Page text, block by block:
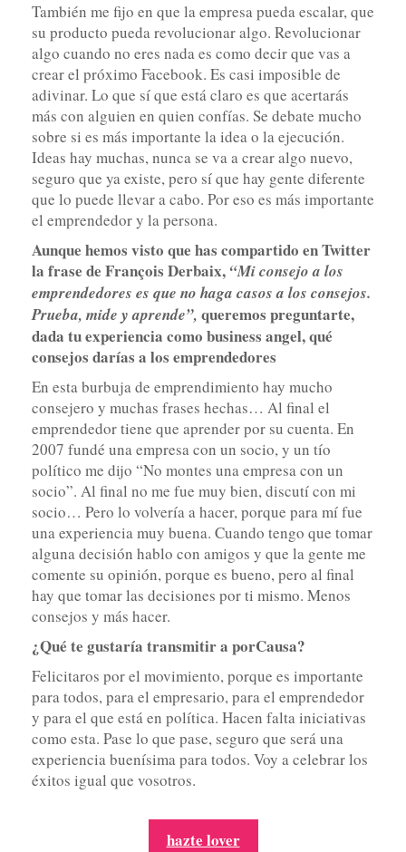
También me fijo en que la empresa pueda escalar, que
su producto pueda revolucionar algo. Revolucionar
algo cuando no eres nada es como decir que vas a
crear el próximo Facebook. Es casi imposible de
adivinar. Lo que sí que está claro es que acertarás
más con alguien en quien confías. Se debate mucho
sobre si es más importante la idea o la ejecución.
Ideas hay muchas, nunca se va a crear algo nuevo,
seguro que ya existe, pero sí que hay gente diferente
que lo puede llevar a cabo. Por eso es más importante
el emprendedor y la persona.
Aunque hemos visto que has compartido en Twitter
la frase de François Derbaix, “Mi consejo a los
emprendedores es que no haga casos a los consejos.
Prueba, mide y aprende”, queremos preguntarte,
dada tu experiencia como business angel, qué
consejos darías a los emprendedores
En esta burbuja de emprendimiento hay mucho
consejero y muchas frases hechas… Al final el
emprendedor tiene que aprender por su cuenta. En
2007 fundé una empresa con un socio, y un tío
político me dijo “No montes una empresa con un
socio”. Al final no me fue muy bien, discutí con mi
socio… Pero lo volvería a hacer, porque para mí fue
una experiencia muy buena. Cuando tengo que tomar
alguna decisión hablo con amigos y que la gente me
comente su opinión, porque es bueno, pero al final
hay que tomar las decisiones por ti mismo. Menos
consejos y más hacer.
¿Qué te gustaría transmitir a porCausa?
Felicitaros por el movimiento, porque es importante
para todos, para el empresario, para el emprendedor
y para el que está en política. Hacen falta iniciativas
como esta. Pase lo que pase, seguro que será una
experiencia buenísima para todos. Voy a celebrar los
éxitos igual que vosotros.
hazte lover